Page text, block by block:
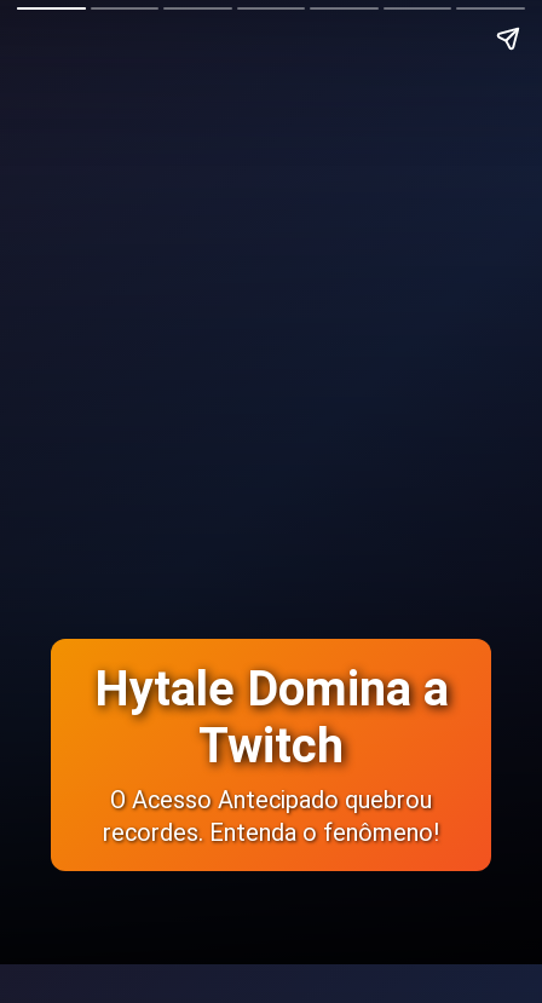
Hytale Domina a
Twitch
O Acesso Antecipado quebrou
recordes. Entenda o fenômeno!